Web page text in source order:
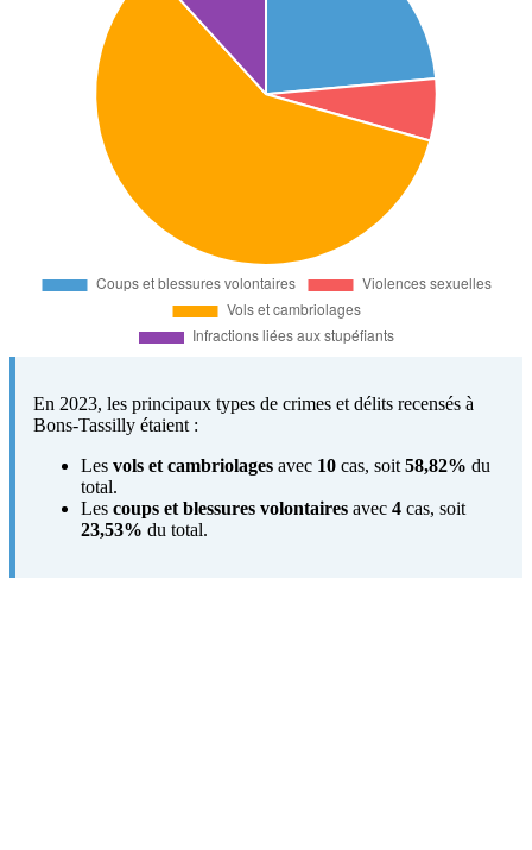
En 2023, les principaux types de crimes et délits recensés à
Bons-Tassilly étaient :
Les vols et cambriolages avec 10 cas, soit 58,82% du
total.
Les coups et blessures volontaires avec 4 cas, soit
23,53% du total.